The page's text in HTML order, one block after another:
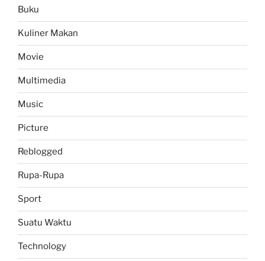
Buku
Kuliner Makan
Movie
Multimedia
Music
Picture
Reblogged
Rupa-Rupa
Sport
Suatu Waktu
Technology